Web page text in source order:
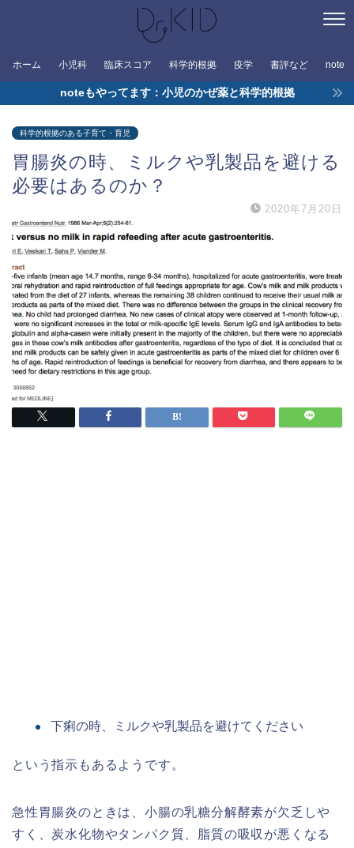
ホーム 小児科 臨床スコア 科学的根拠 疫学 書評など note
noteもやってます：小児のかぜ薬と科学的根拠
科学的根拠のある子育て・育児
胃腸炎の時、ミルクや乳製品を避ける
必要はあるのか？
2020年7月20日
下痢の時、ミルクや乳製品を避けてください
という指示もあるようです。
急性胃腸炎のときは、小腸の乳糖分解酵素が欠乏しや
すく、炭水化物やタンパク質、脂質の吸収が悪くなる